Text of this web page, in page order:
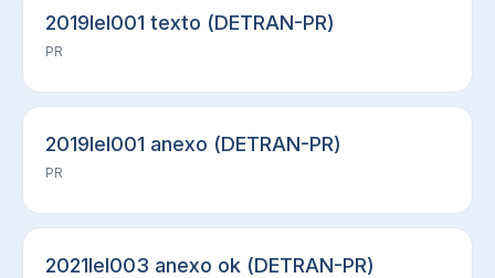
2019lel001 texto (DETRAN-PR)
PR
2019lel001 anexo (DETRAN-PR)
PR
2021lel003 anexo ok (DETRAN-PR)